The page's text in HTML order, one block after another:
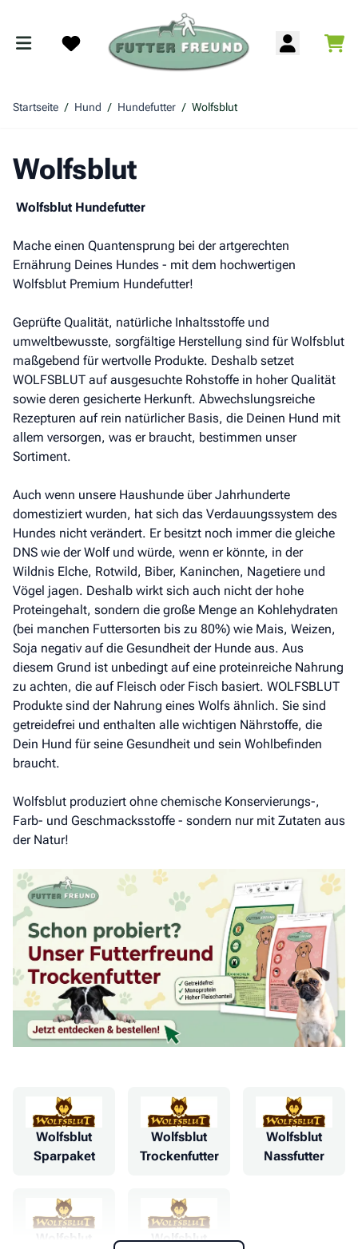
Startseite / Hund / Hundefutter / Wolfsblut
Wolfsblut
Wolfsblut Hundefutter
Mache einen Quantensprung bei der artgerechten
Ernährung Deines Hundes - mit dem hochwertigen
Wolfsblut Premium Hundefutter!
Geprüfte Qualität, natürliche Inhaltsstoffe und
umweltbewusste, sorgfältige Herstellung sind für Wolfsblut
maßgebend für wertvolle Produkte. Deshalb setzet
WOLFSBLUT auf ausgesuchte Rohstoffe in hoher Qualität
sowie deren gesicherte Herkunft. Abwechslungsreiche
Rezepturen auf rein natürlicher Basis, die Deinen Hund mit
allem versorgen, was er braucht, bestimmen unser
Sortiment.
Auch wenn unsere Haushunde über Jahrhunderte
domestiziert wurden, hat sich das Verdauungssystem des
Hundes nicht verändert. Er besitzt noch immer die gleiche
DNS wie der Wolf und würde, wenn er könnte, in der
Wildnis Elche, Rotwild, Biber, Kaninchen, Nagetiere und
Vögel jagen. Deshalb wirkt sich auch nicht der hohe
Proteingehalt, sondern die große Menge an Kohlehydraten
(bei manchen Futtersorten bis zu 80%) wie Mais, Weizen,
Soja negativ auf die Gesundheit der Hunde aus. Aus
diesem Grund ist unbedingt auf eine proteinreiche Nahrung
zu achten, die auf Fleisch oder Fisch basiert. WOLFSBLUT
Produkte sind der Nahrung eines Wolfs ähnlich. Sie sind
getreidefrei und enthalten alle wichtigen Nährstoffe, die
Dein Hund für seine Gesundheit und sein Wohlbefinden
braucht.
Wolfsblut produziert ohne chemische Konservierungs-,
Farb- und Geschmacksstoffe - sondern nur mit Zutaten aus
der Natur!
Wolfsblut
Sparpaket
Wolfsblut
Trockenfutter
Wolfsblut
Nassfutter
Wolfsblut
Wolfsblut